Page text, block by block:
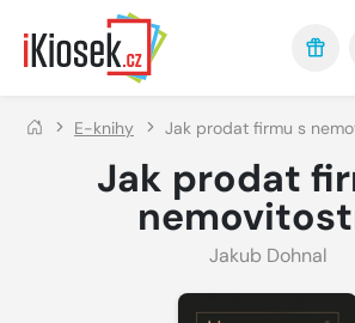
Přejít na hlavní obsah
E-knihy Jak prodat firmu s
Jak prodat
Jakub Dohnal